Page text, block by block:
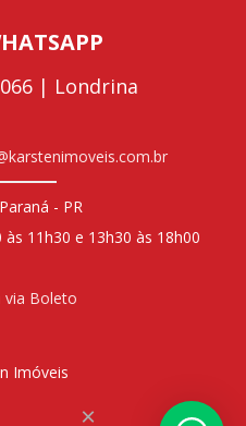
| Londrina
- PR
11h30 e 13h30 às 18h00
via Boleto
×